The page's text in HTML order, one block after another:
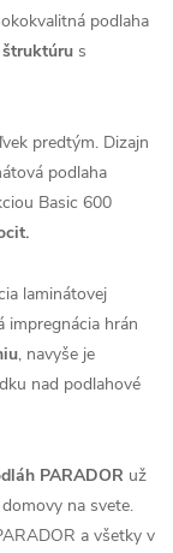
podlaha
s
predtým. Dizajn
podlaha
Basic 600
laminátovej
impregnácia hrán
, navyše je
nad podlahové
PARADOR už
na svete.
a všetky v